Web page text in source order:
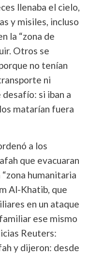
llenaba el cielo,
y misiles, incluso
la “zona de
Otros se
no tenían
ni
desafío: si iban a
matarían fuera
a los
que evacuaran
humanitaria
Al-Khatib, que
en un ataque
ese mismo
Reuters:
y dijeron: desde